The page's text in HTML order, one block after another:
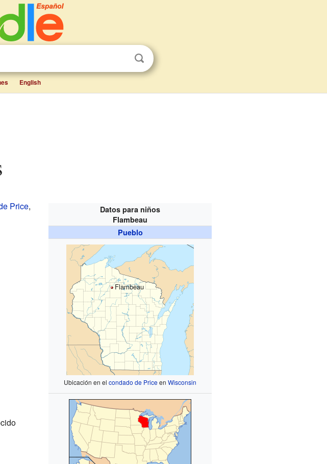
English
Datos para niños
Flambeau
Pueblo
Flambeau
Ubicación en elcondado de PriceenWisconsin
Price,